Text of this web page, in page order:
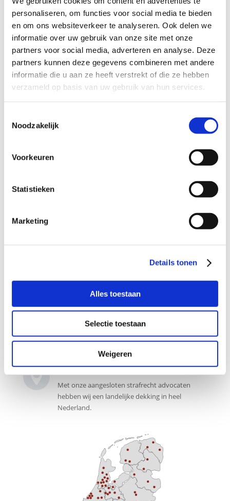
personaliseren, om functies voor social media te bieden
en om ons websiteverkeer te analyseren. Ook delen we
informatie over uw gebruik van onze site met onze
partners voor social media, adverteren en analyse. Deze
partners kunnen deze gegevens combineren met andere
informatie die u aan ze heeft verstrekt of die ze hebben
verzameld op basis van uw gebruik van hun services.
Noodzakelijk
Voorkeuren
Statistieken
Marketing
Details tonen
Alles toestaan
Selectie toestaan
Weigeren
 Bel kosteloos en vrijblijvend
088 - 629 00 50


advocatennetwerk zijn gespecialiseerd in het
Onze juridische intakebalie is 7 dagen per week

De advocaten aangesloten bij ons
strafrecht.
 Landelijk advocaten netwerk
Met onze aangesloten strafrecht advocaten
hebben wij een landelijke dekking in heel
Nederland.